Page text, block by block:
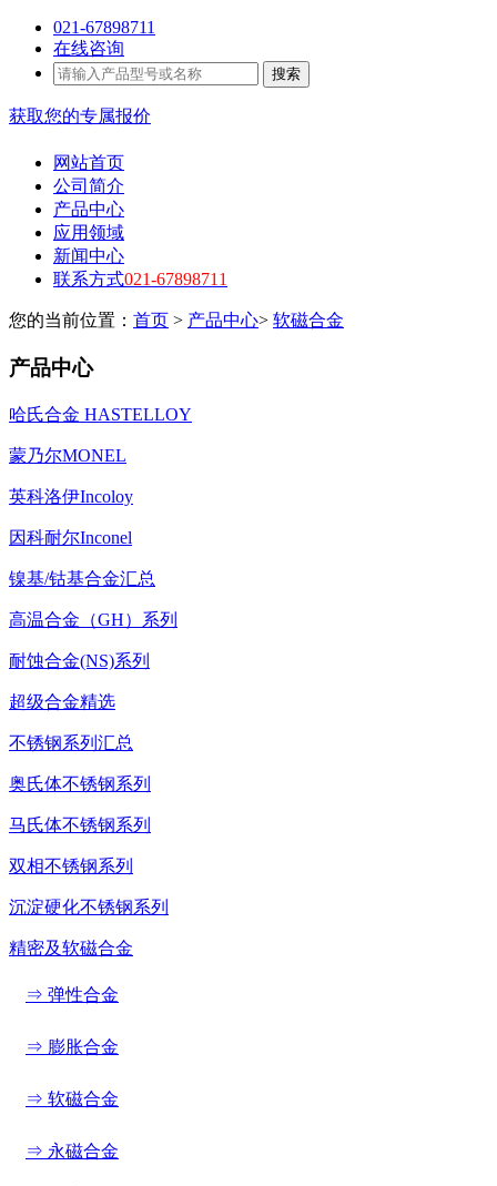
021-67898711
在线咨询
搜索
获取您的专属报价
网站首页
公司简介
产品中心
应用领域
新闻中心
联系方式021-67898711
您的当前位置： 首页 > 产品中心> 软磁合金
产品中心
哈氏合金 HASTELLOY
蒙乃尔MONEL
英科洛伊Incoloy
因科耐尔Inconel
镍基/钴基合金汇总
高温合金（GH）系列
耐蚀合金(NS)系列
超级合金精选
不锈钢系列汇总
奥氏体不锈钢系列
马氏体不锈钢系列
双相不锈钢系列
沉淀硬化不锈钢系列
精密及软磁合金
⇒ 弹性合金
⇒ 膨胀合金
⇒ 软磁合金
⇒ 永磁合金